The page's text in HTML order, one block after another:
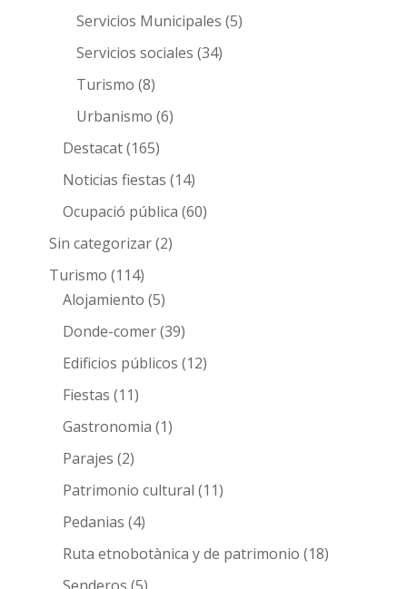
Servicios Municipales (5)
Servicios sociales (34)
Turismo (8)
Urbanismo (6)
Destacat(165)
Noticias fiestas (14)
Ocupació pública (60)
Sin categorizar(2)
Turismo (114)
Alojamiento (5)
Donde-comer(39)
Edificios públicos (12)
Fiestas (11)
Gastronomia (1)
Parajes (2)
Patrimonio cultural (11)
Pedanias (4)
Ruta etnobotànica y de patrimonio (18)
Senderos (5)